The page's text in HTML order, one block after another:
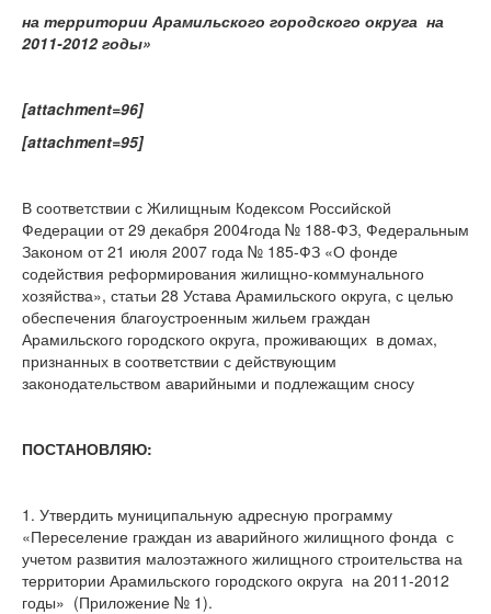
на территории Арамильского городского округа на
2011-2012 годы»
[attachment=96]
[attachment=95]
В соответствии с Жилищным Кодексом Российской
Федерации от 29 декабря 2004года № 188-ФЗ, Федеральным
Законом от 21 июля 2007 года № 185-ФЗ «О фонде
содействия реформирования жилищно-коммунального
хозяйства», статьи 28 Устава Арамильского округа, с целью
обеспечения благоустроенным жильем граждан
Арамильского городского округа, проживающих в домах,
признанных в соответствии с действующим
законодательством аварийными и подлежащим сносу
ПОСТАНОВЛЯЮ:
1. Утвердить муниципальную адресную программу
«Переселение граждан из аварийного жилищного фонда с
учетом развития малоэтажного жилищного строительства на
территории Арамильского городского округа на 2011-2012
годы» (Приложение № 1).